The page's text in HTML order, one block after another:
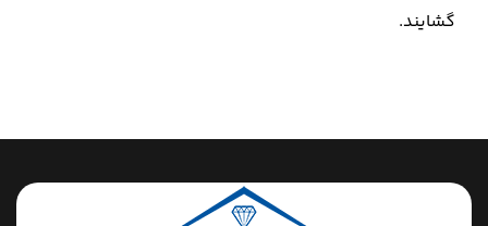
گشایند.